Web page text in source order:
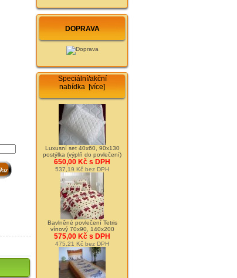
DOPRAVA
Speciální/akční
nabídka [více]
Luxusní set 40x60, 90x130
postýlka (výplň do povlečení)
650,00 Kč s DPH
537,19 Kč bez DPH
Bavlněné povlečení Tetris
vínový 70x90, 140x200
575,00 Kč s DPH
475,21 Kč bez DPH